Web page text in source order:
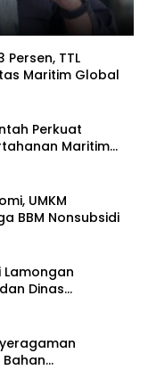
Persen, TTL
Maritim Global
Perkuat
Maritim
UMKM
BBM Nonsubsidi
Lamongan
Dinas